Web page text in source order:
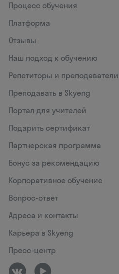
Процесс обучения
Платформа
Отзывы
Наш подход к обучению
Репетиторы и преподаватели
Преподавать в Skyeng
Портал для учителей
Подарить сертификат
Партнерская программа
Бонус за рекомендацию
Корпоративное обучение
Вопрос-ответ
Адреса и контакты
Карьера в Skyeng
Пресс-центр